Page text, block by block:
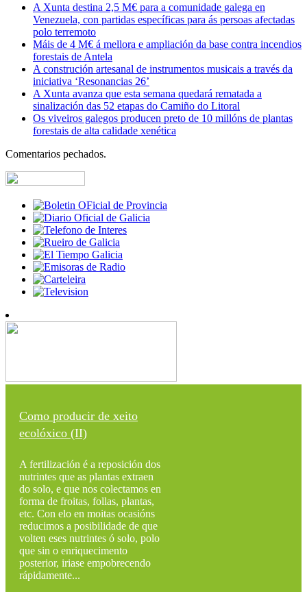
A Xunta destina 2,5 M€ para a comunidade galega en
Venezuela, con partidas específicas para ás persoas afectadas
polo terremoto
Máis de 4 M€ á mellora e ampliación da base contra incendios
forestais de Antela
A construción artesanal de instrumentos musicais a través da
iniciativa ‘Resonancias 26’
A Xunta avanza que esta semana quedará rematada a
sinalización das 52 etapas do Camiño do Litoral
Os viveiros galegos producen preto de 10 millóns de plantas
forestais de alta calidade xenética
Comentarios pechados.
Como producir de xeito
ecolóxico (II)
A fertilización é a reposición dos
nutrintes que as plantas extraen
do solo, e que nos colectamos en
forma de froitas, follas, plantas,
etc. Con elo en moitas ocasións
reducimos a posibilidade de que
volten eses nutrintes ó solo, polo
que sin o enriquecimento
posterior, iriase empobrecendo
rápidamente...